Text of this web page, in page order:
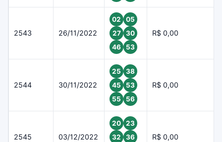
2543 26/11/2022
02
05
27
30
46
53
R$ 0,00
2544 30/11/2022
25
38
45
53
55
56
R$ 0,00
2545 03/12/2022
20
23
32
36
R$ 0,00